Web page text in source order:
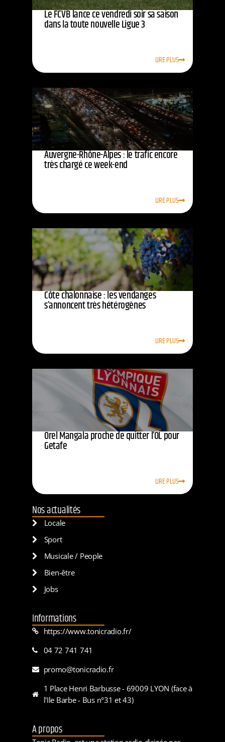
Le FCVB lance ce vendredi soir sa saison
dans la toute nouvelle Ligue 3
LIRE PLUS
Auvergne-Rhône-Alpes : le trafic encore
très chargé ce week-end
LIRE PLUS
Côte chalonnaise : les vendanges
s’annoncent très hétérogènes
LIRE PLUS
Orel Mangala proche de quitter l’OL pour
Getafe
LIRE PLUS
Nos actualités
Locale
Sport
Musicale / People
Bien-être
Jobs
Informations
https://www.tonicradio.fr/
04 72 741 741
promo@tonicradio.fr
1 Place Henri Barbusse - 69009 LYON (face à
l'Ile Barbe - Bus n°31 et 43)
A propos